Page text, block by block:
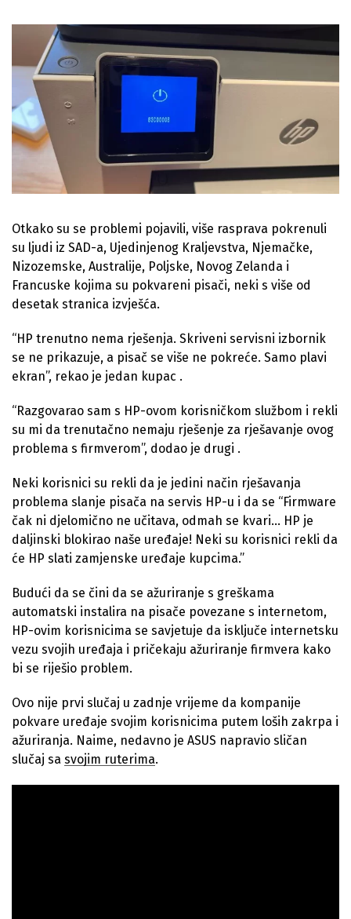
Otkako su se problemi pojavili, više rasprava pokrenuli
su ljudi iz SAD-a, Ujedinjenog Kraljevstva, Njemačke,
Nizozemske, Australije, Poljske, Novog Zelanda i
Francuske kojima su pokvareni pisači, neki s više od
desetak stranica izvješća.
“HP trenutno nema rješenja. Skriveni servisni izbornik
se ne prikazuje, a pisač se više ne pokreće. Samo plavi
ekran”, rekao je jedan kupac .
“Razgovarao sam s HP-ovom korisničkom službom i rekli
su mi da trenutačno nemaju rješenje za rješavanje ovog
problema s firmverom”, dodao je drugi .
Neki korisnici su rekli da je jedini način rješavanja
problema slanje pisača na servis HP-u i da se “Firmware
čak ni djelomično ne učitava, odmah se kvari… HP je
daljinski blokirao naše uređaje! Neki su korisnici rekli da
će HP slati zamjenske uređaje kupcima.”
Budući da se čini da se ažuriranje s greškama
automatski instalira na pisače povezane s internetom,
HP-ovim korisnicima se savjetuje da isključe internetsku
vezu svojih uređaja i pričekaju ažuriranje firmvera kako
bi se riješio problem.
Ovo nije prvi slučaj u zadnje vrijeme da kompanije
pokvare uređaje svojim korisnicima putem loših zakrpa i
ažuriranja. Naime, nedavno je ASUS napravio sličan
slučaj sa svojim ruterima.